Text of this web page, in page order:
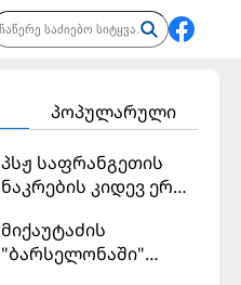
პოპულარული
პსჟ საფრანგეთის
ნაკრების კიდევ ერთი
დამატებას გეგმავს
მიქაუტაძის
"ბარსელონაში"